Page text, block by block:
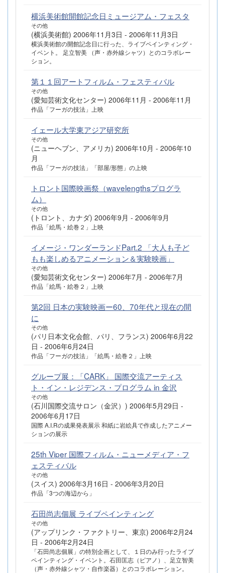
横浜美術館開館記念日ミュージアム・フェスタ
その他
(横浜美術館) 2006年11月3日 - 2006年11月3日
横浜美術館の開館記念日に行った、ライブペインティング・
イベント。 足立智美 （声・赤外線シャツ）とのコラボレー
ション。
第１１回アートフィルム・フェスティバル
その他
(愛知芸術文化センター) 2006年11月 - 2006年11月
作品「フーガの技法」上映
イェール大学東アジア研究所
その他
(ニューヘブン、アメリカ) 2006年10月 - 2006年10
月
作品「フーガの技法」「部屋/形態」の上映
トロント国際映画祭（wavelengthsプログラ
ム）
その他
(トロント、カナダ) 2006年9月 - 2006年9月
作品「絵馬・絵巻２」上映
イメージ・ワンダーランドPart.2 「大人も子ど
もも楽しめるアニメーション＆実験映画」
その他
(愛知芸術文化センター) 2006年7月 - 2006年7月
作品「絵馬・絵巻２」上映
第2回 日本の実験映画ー60、70年代と現在の間
に
その他
(パリ日本文化会館、パリ、フランス) 2006年6月22
日 - 2006年6月24日
作品「フーガの技法」「絵馬・絵巻２」上映
グループ展：「CARK」 国際交流アーティス
ト・イン・レジデンス・プログラム in 金沢
その他
(石川国際交流サロン（金沢）) 2006年5月29日 -
2006年6月17日
国際 A.I.Rの成果発表展示 和紙に岩絵具で作成したアニメー
ションの展示
25th Viper 国際フィルム・ニューメディア・フ
ェスティバル
その他
(スイス) 2006年3月16日 - 2006年3月20日
作品「3つの海辺から」
石田尚志個展 ライブペインティング
その他
(アップリンク・ファクトリー、東京) 2006年2月24
日 - 2006年2月24日
「石田尚志個展」の特別企画として、１日のみ行ったライブ
ペインティング・イベント。石田匡志（ピアノ）、足立智美
（声・赤外線シャツ・自作楽器）とのコラボレーション。